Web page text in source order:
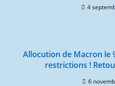
4
Allocution de Macron le
restrictions !
6